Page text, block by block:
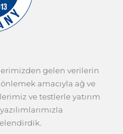
gelen verilerin
önlemek amacıyla ağ ve
ve testlerle yatırım